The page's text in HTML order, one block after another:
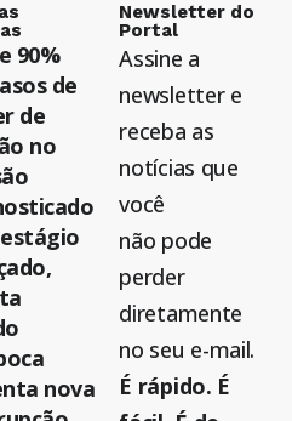
90%
de
de
no
nova
Newsletter do
Portal
Assine a
newsletter e
receba as
notícias que
você
não pode
perder
diretamente
no seu e-mail.
É rápido. É